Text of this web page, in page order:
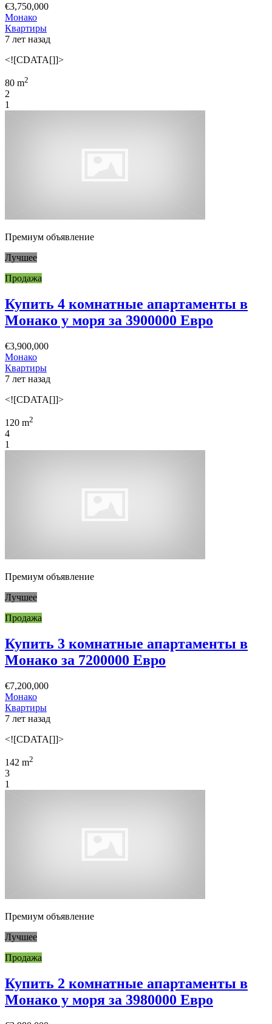
€3,750,000
Монако
Квартиры
7 лет назад
<![CDATA[]]>
80 m2
2
1
Премиум объявление
Лучшее
Продажа
Купить 4 комнатные апартаменты в
Монако у моря за 3900000 Евро
€3,900,000
Монако
Квартиры
7 лет назад
<![CDATA[]]>
120 m2
4
1
Премиум объявление
Лучшее
Продажа
Купить 3 комнатные апартаменты в
Монако за 7200000 Евро
€7,200,000
Монако
Квартиры
7 лет назад
<![CDATA[]]>
142 m2
3
1
Премиум объявление
Лучшее
Продажа
Купить 2 комнатные апартаменты в
Монако у моря за 3980000 Евро